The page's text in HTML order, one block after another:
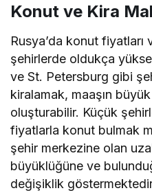
Konut ve Kira
Rusya’da konut
şehirlerde oldukça
ve St. Petersburg gibi
kiralamak, maaşın
oluşturabilir. Küçük
fiyatlarla konut bulmak
şehir merkezine olan
büyüklüğüne ve
değişiklik